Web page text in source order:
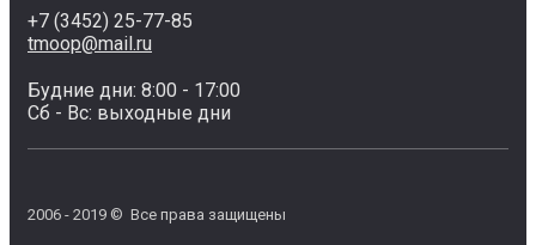
+7 (3452) 25-77-85
tmoop@mail.ru
Будние дни: 8:00 - 17:00
Сб - Вс: выходные дни
2006 - 2019 © Все права защищены